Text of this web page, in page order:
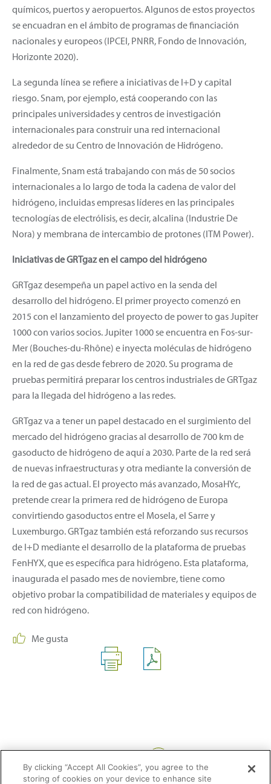
químicos, puertos y aeropuertos. Algunos de estos proyectos
se encuadran en el ámbito de programas de financiación
nacionales y europeos (IPCEI, PNRR, Fondo de Innovación,
Horizonte 2020).
La segunda línea se refiere a iniciativas de I+D y capital
riesgo. Snam, por ejemplo, está cooperando con las
principales universidades y centros de investigación
internacionales para construir una red internacional
alrededor de su Centro de Innovación de Hidrógeno.
Finalmente, Snam está trabajando con más de 50 socios
internacionales a lo largo de toda la cadena de valor del
hidrógeno, incluidas empresas líderes en las principales
tecnologías de electrólisis, es decir, alcalina (Industrie De
Nora) y membrana de intercambio de protones (ITM Power).
Iniciativas de GRTgaz en el campo del hidrógeno
GRTgaz desempeña un papel activo en la senda del
desarrollo del hidrógeno. El primer proyecto comenzó en
2015 con el lanzamiento del proyecto de power to gas Jupiter
1000 con varios socios. Jupiter 1000 se encuentra en Fos-sur-
Mer (Bouches-du-Rhône) e inyecta moléculas de hidrógeno
en la red de gas desde febrero de 2020. Su programa de
pruebas permitirá preparar los centros industriales de GRTgaz
para la llegada del hidrógeno a las redes.
GRTgaz va a tener un papel destacado en el surgimiento del
mercado del hidrógeno gracias al desarrollo de 700 km de
gasoducto de hidrógeno de aquí a 2030. Parte de la red será
de nuevas infraestructuras y otra mediante la conversión de
la red de gas actual. El proyecto más avanzado, MosaHYc,
pretende crear la primera red de hidrógeno de Europa
convirtiendo gasoductos entre el Mosela, el Sarre y
Luxemburgo. GRTgaz también está reforzando sus recursos
de I+D mediante el desarrollo de la plataforma de pruebas
FenHYX, que es específica para hidrógeno. Esta plataforma,
inaugurada el pasado mes de noviembre, tiene como
objetivo probar la compatibilidad de materiales y equipos de
red con hidrógeno.
Me gusta
By clicking “Accept All Cookies”, you agree to the
storing of cookies on your device to enhance site